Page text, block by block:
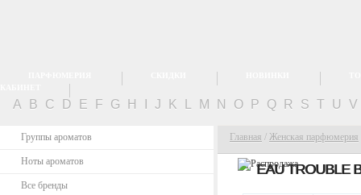
A B C D E F G H J K M N O P Q R S T U V
Группы ароматов
Ноты ароматов
Все бренды
Главная / Женская парфюмерия
EAU TROUBLE